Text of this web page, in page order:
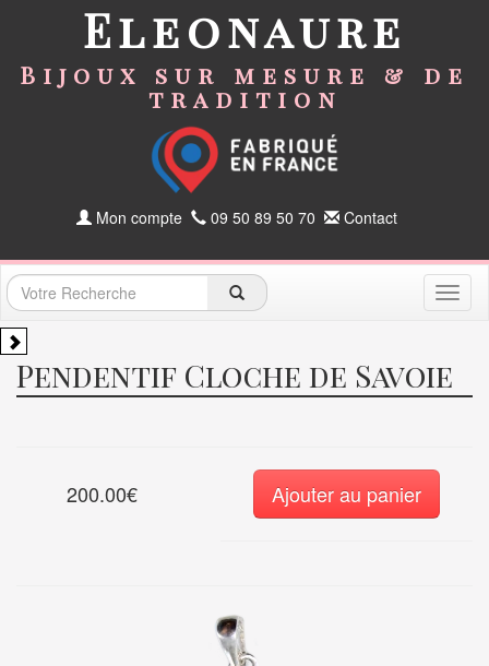
Eleonaure
Bijoux sur mesure & de
tradition
Mon compte 09 50 89 50 70 Contact
Pendentif Cloche de Savoie
200.00€ Ajouter au panier